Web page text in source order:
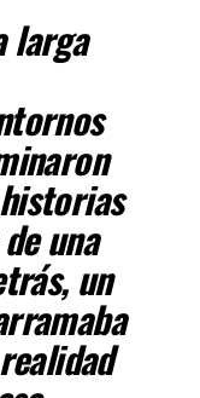
larga
una
un